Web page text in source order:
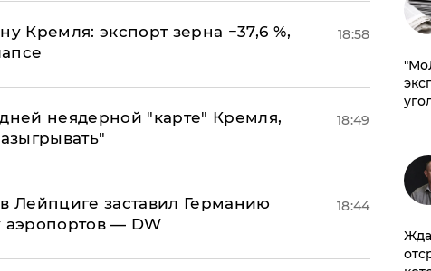
Кремля: экспорт зерна −37,6 %,
18:58
неядерной "карте" Кремля,
18:49
Лейпциге заставил Германию
аэропортов — DW
18:44